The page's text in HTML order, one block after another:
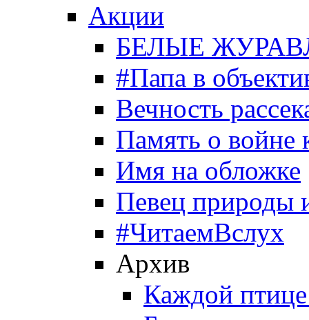
Акции
БЕЛЫЕ
#Папа в
Вечность
Память о войне
Имя на обложке
Певец природы
#ЧитаемВслух
Архив
Каждой